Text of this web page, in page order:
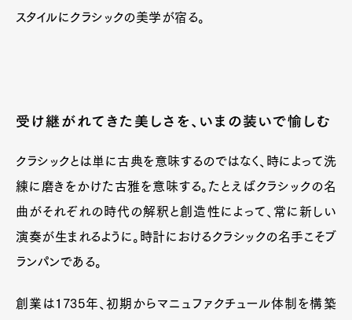
Art&Design
ProductCulture Lifestyle
スタイルにクラシックの美学が宿る。
受け継がれてきた美しさを、いまの装いで愉しむ
クラシックとは単に古典を意味するのではなく、時によって洗
練に磨きをかけた古雅を意味する。たとえばクラシックの名
曲がそれぞれの時代の解釈と創造性によって、常に新しい
演奏が生まれるように。時計におけるクラシックの名手こそブ
ランパンである。
創業は1735年、初期からマニュファクチュール体制を構築